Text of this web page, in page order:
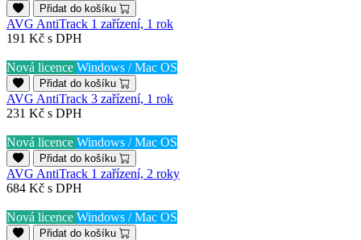
Přidat do košíku
AVG AntiTrack 1 zařízení, 1 rok
191 Kč s DPH
Nová licence Windows / Mac OS
Přidat do košíku
AVG AntiTrack 3 zařízení, 1 rok
231 Kč s DPH
Nová licence Windows / Mac OS
Přidat do košíku
AVG AntiTrack 1 zařízení, 2 roky
684 Kč s DPH
Nová licence Windows / Mac OS
Přidat do košíku